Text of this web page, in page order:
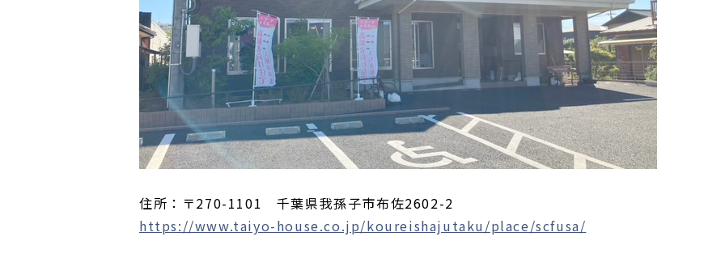
住所：〒270-1101 千葉県我孫子市布佐2602-2
https://www.taiyo-house.co.jp/koureishajutaku/place/scfusa/